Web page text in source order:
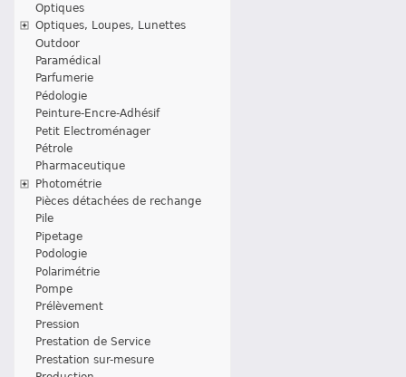
Optiques
Optiques, Loupes, Lunettes
Outdoor
Paramédical
Parfumerie
Pédologie
Peinture-Encre-Adhésif
Petit Electroménager
Pétrole
Pharmaceutique
Photométrie
Pièces détachées de rechange
Pile
Pipetage
Podologie
Polarimétrie
Pompe
Prélèvement
Pression
Prestation de Service
Prestation sur-mesure